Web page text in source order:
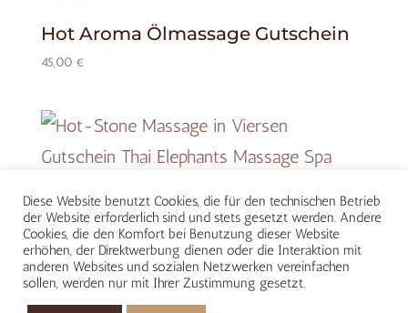
Hot Aroma Ölmassage Gutschein
45,00 €
Hot-Stone Massage Gutschein
65,00€
Diese Website benutzt Cookies, die für den technischen Betrieb
der Website erforderlich sind und stets gesetzt werden. Andere
Cookies, die den Komfort bei Benutzung dieser Website
erhöhen, der Direktwerbung dienen oder die Interaktion mit
anderen Websites und sozialen Netzwerken vereinfachen
sollen, werden nur mit Ihrer Zustimmung gesetzt.